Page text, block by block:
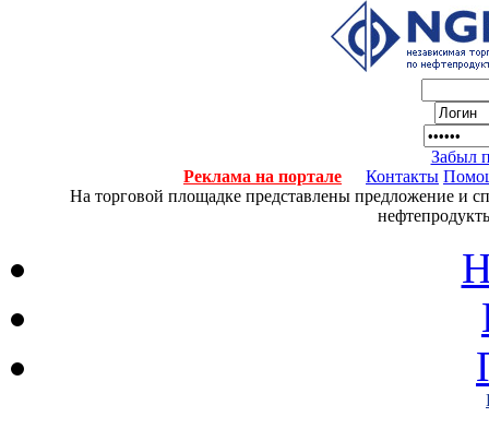
Забыл
Реклама на портале
Контакты
На торговой площадке представлены предложение и